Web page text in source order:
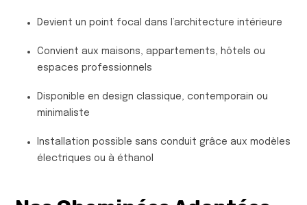
Devient un point focal dans l’architecture intérieure
Convient aux maisons, appartements, hôtels ou
espaces professionnels
Disponible en design classique, contemporain ou
minimaliste
Installation possible sans conduit grâce aux modèles
électriques ou à éthanol